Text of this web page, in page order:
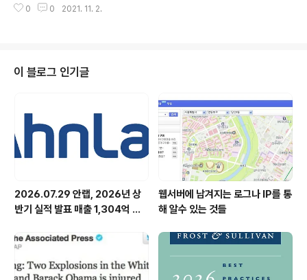
현영 소장은 “코로나19 대유행이 사회 전반의 변화를 가속
e..exe’)열면 악성코드 감염, 게임 정상실행으로 감염 인
스 SW 등 프로그램의 최신 버전 유지 및 보안 패치 적용
▲최신 버전 백신 사용 및 실시간 감시 적용 등 보안수칙
파일공유 사이트에 성인용 게임으로 위장한 파일을 올려
악성코드를 유포하는 사례를 잇따라 발견해 사용자의 주의
를 당부했다. 공..
0 0 2021. 11. 2.
이 블로그 인기글
2026.07.29 안랩, 2026년 상
반기 실적 발표 매출 1,304억 원,
웹서버에 남겨지는 로그나 IP를 통
해 알수 있는 것들